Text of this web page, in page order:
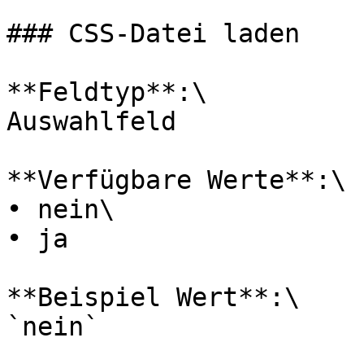
### CSS-Datei laden
**Feldtyp**:\
Auswahlfeld
**Verfügbare Werte**:\
• nein\
• ja
**Beispiel Wert**:\
`nein`